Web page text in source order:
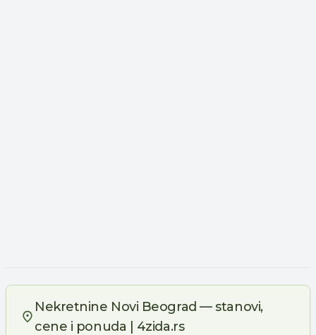
Nekretnine Novi Beograd — stanovi,
cene i ponuda | 4zida.rs